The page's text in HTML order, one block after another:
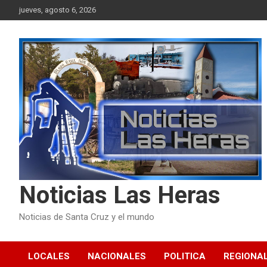
to
jueves, agosto 6, 2026
Noticias Las Heras
Noticias de Santa Cruz y el mundo
LOCALES NACIONALES POLITICA